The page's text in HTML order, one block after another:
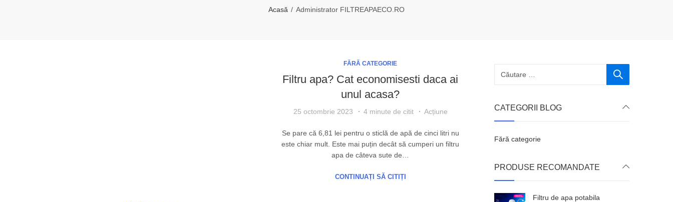
Acasă Administrator FILTREAPAECO.RO
FĂRĂ CATEGORIE
Filtru apa? Cat economisesti daca ai
unul acasa?
25 octombrie 2023 4 minute de citit Acțiune
Se pare că 6,81 lei pentru o sticlă de apă de cinci litri nu
este chiar mult. Este mai puțin decât să cumperi un filtru
apa de câteva sute de…
CONTINUAȚI SĂ CITIȚI
CATEGORII BLOG
Fără categorie
PRODUSE RECOMANDATE
Filtru de apa potabila